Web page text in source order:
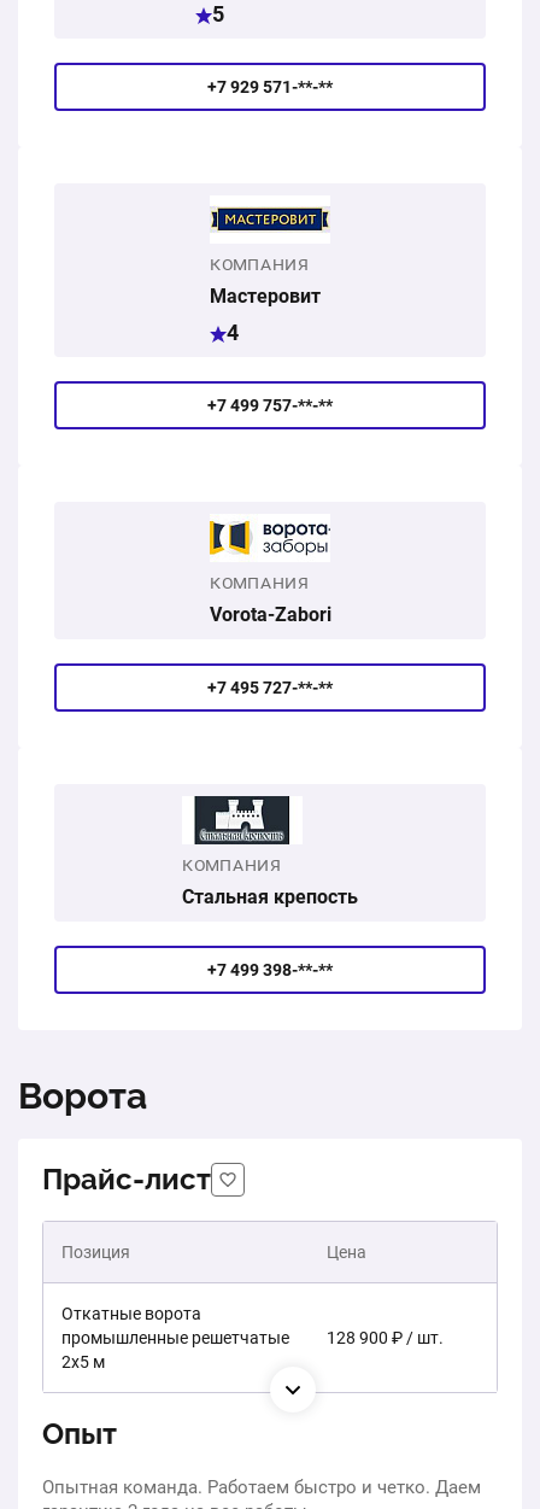
5
+7 929 571-**-**
КОМПАНИЯ
Мастеровит
4
+7 499 757-**-**
КОМПАНИЯ
Vorota-Zabori
+7 495 727-**-**
КОМПАНИЯ
Стальная крепость
+7 499 398-**-**
Ворота
Прайс-лист
Позиция Цена
Откатные ворота
промышленные решетчатые
2х5 м
128 900 ₽ / шт.
Опыт
Опытная команда. Работаем быстро и четко. Даем